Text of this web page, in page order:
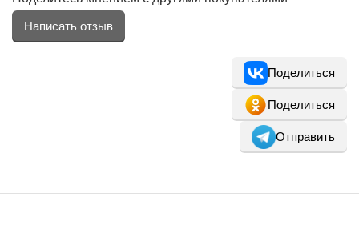
Написать отзыв
Поделиться
Поделиться
Отправить